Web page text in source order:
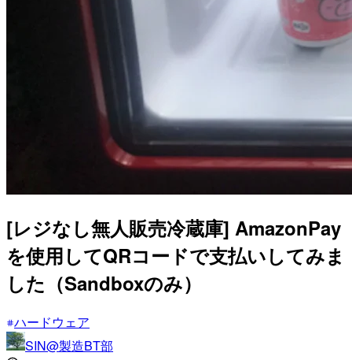
[レジなし無人販売冷蔵庫] AmazonPay
を使用してQRコードで支払いしてみま
した（Sandboxのみ）
ハードウェア
SIN@製造BT部